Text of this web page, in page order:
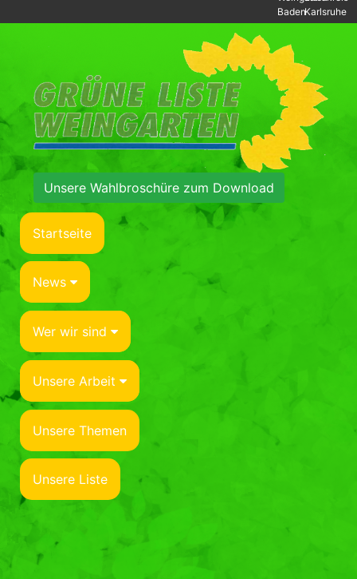
BadenKarlsruhe
Unsere Wahlbroschüre zum Download
Startseite
News
Wer wir sind
Unsere Arbeit
Unsere Themen
Unsere Liste